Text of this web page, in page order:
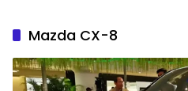
Mazda CX-8